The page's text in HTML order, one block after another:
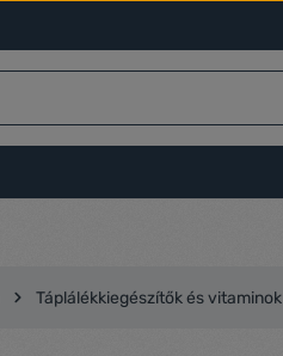
Táplálékkiegészítők és vitaminok